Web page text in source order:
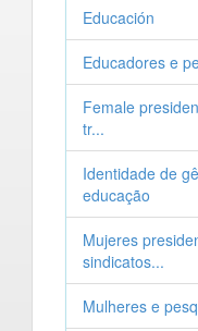
Educación
Educadores e
Female
tr...
Identidade de
educação
Mujeres
sindicatos...
Mulheres e